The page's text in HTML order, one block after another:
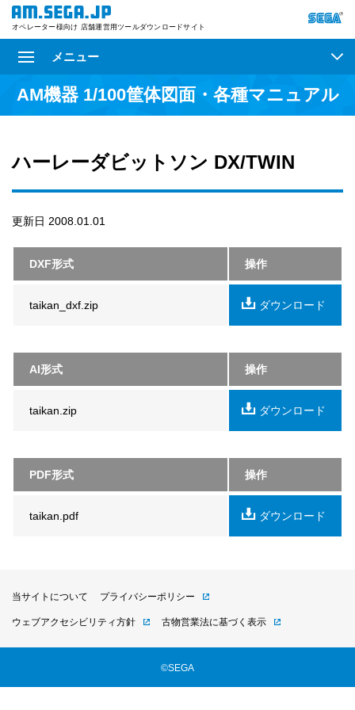
オペレーター様向け 店舗運営用ツールダウンロードサイト
メニュー
AM機器 1/100筐体図面・各種マニュアル
ハーレーダビットソン DX/TWIN
更新日 2008.01.01
DXF形式 操作
taikan_dxf.zip ダウンロード
AI形式 操作
taikan.zip ダウンロード
PDF形式 操作
taikan.pdf ダウンロード
当サイトについて プライバシーポリシー
ウェブアクセシビリティ方針 古物営業法に基づく表示
©SEGA